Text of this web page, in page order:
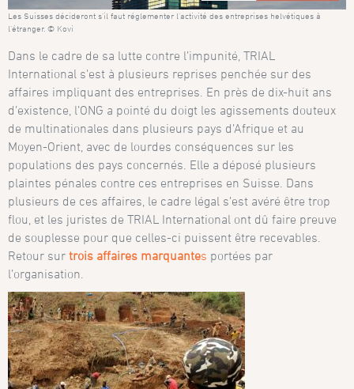
Les Suisses décideront s’il faut réglementer l’activité des entreprises helvétiques à
l’étranger. © Kovi
Dans le cadre de sa lutte contre l’impunité, TRIAL
International s’est à plusieurs reprises penchée sur des
affaires impliquant des entreprises. En près de dix-huit ans
d’existence, l’ONG a pointé du doigt les agissements douteux
de multinationales dans plusieurs pays d’Afrique et au
Moyen-Orient, avec de lourdes conséquences sur les
populations des pays concernés. Elle a déposé plusieurs
plaintes pénales contre ces entreprises en Suisse. Dans
plusieurs de ces affaires, le cadre légal s’est avéré être trop
flou, et les juristes de TRIAL International ont dû faire preuve
de souplesse pour que celles-ci puissent être recevables.
Retour sur trois affaires marquantes portées par
l’organisation.